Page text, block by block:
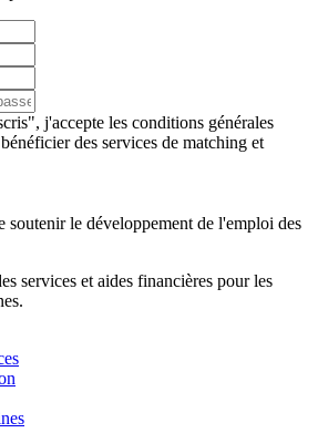
j'accepte les conditions générales
des services de matching et
soutenir le développement de l'emploi des
services et aides financières pour les